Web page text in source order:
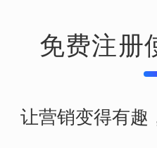
免费注册
让营销变得有趣